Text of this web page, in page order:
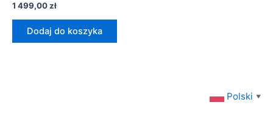
1 499,00zł
Dodaj do koszyka
Polski ▼